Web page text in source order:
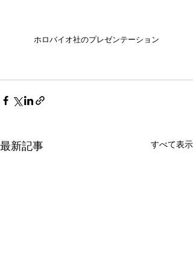
ホロバイオ社のプレゼンテーション
最新記事 すべて表示